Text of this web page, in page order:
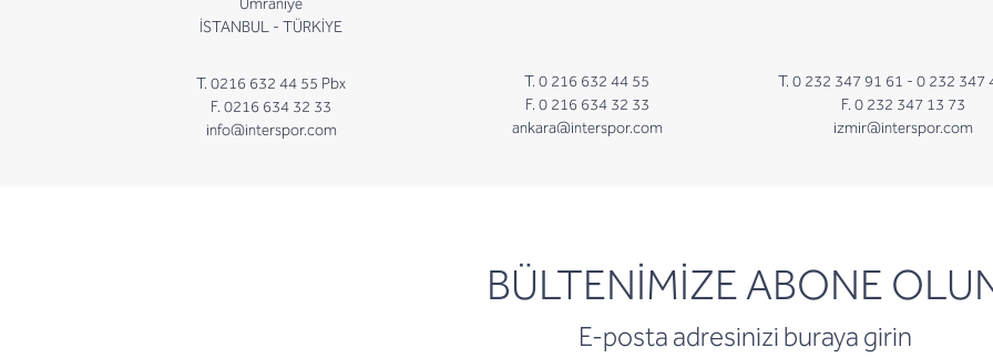
İSTANBUL - TÜRKİYE
T. 0216 632 44 55 Pbx
F. 0216 634 32 33
info@interspor.com
T. 0 216 632 44 55
F. 0 216 634 32 33
ankara@interspor.com
T. 0 232 347 91 61 - 0 232 347
F. 0 232 347 13 73
izmir@interspor.com
BÜLTENİMİZE ABONE
E-posta adresinizi buraya girin
newsletter